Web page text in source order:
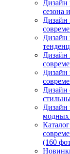
Дизайн
сезона
Дизайн
Дизайн
Дизайн
Дизайн
Дизайн
Дизайн
модных
(160